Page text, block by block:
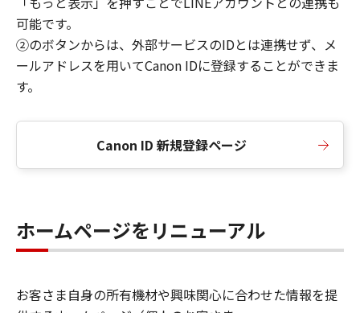
可能です。
②のボタンからは、外部サービスのIDとは連携せず、メ
ールアドレスを用いてCanon IDに登録することができま
す。
Canon ID 新規登録ページ
ホームページをリニューアル
お客さま自身の所有機材や興味関心に合わせた情報を提